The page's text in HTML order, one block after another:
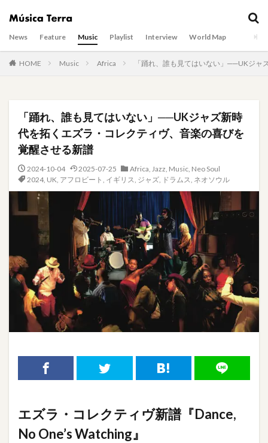
News Feature Music Playlist Interview World Map
HOME Music Africa 「踊れ、誰も見てはいない」──UKジャ
「踊れ、誰も見てはいない」──UKジャズ新時
代を拓くエズラ・コレクティヴ、音楽の喜びを
覚醒させる新譜
2024-10-04 2025-07-25 Africa, Jazz, Music, Neo Soul
2024, UK, アフロビート , イギリス, ジャズ, ドラムス, ネオソウル
エズラ・コレクティヴ新譜『Dance,
No One’s Watching』